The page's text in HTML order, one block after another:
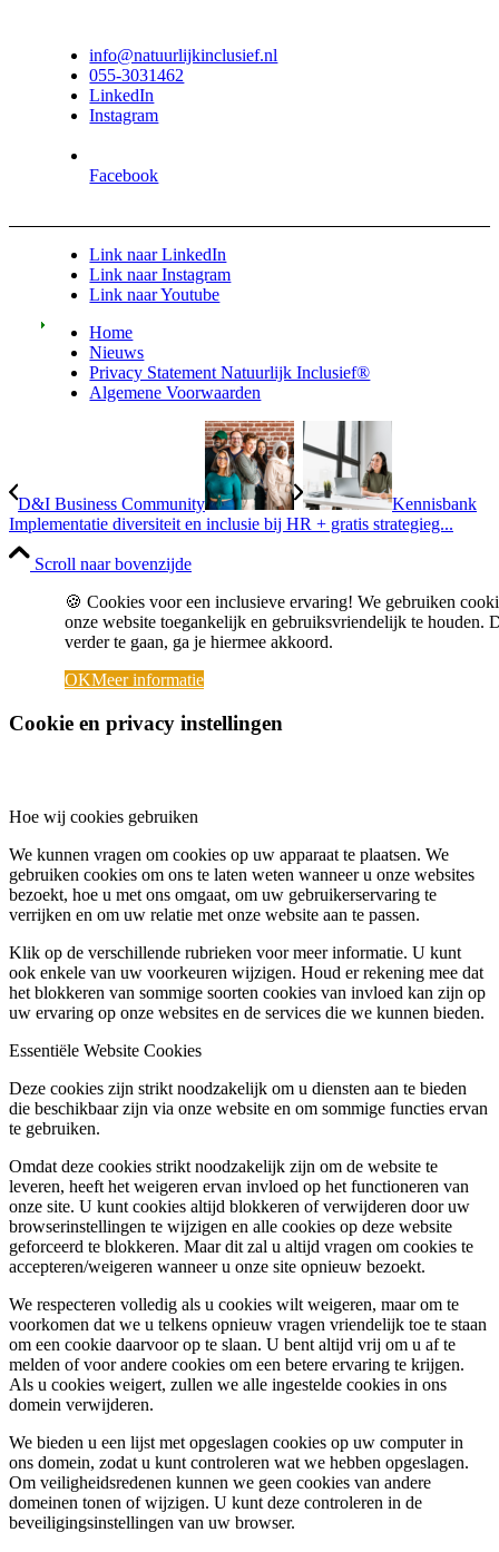
info@natuurlijkinclusief.nl
055-3031462
LinkedIn
Instagram
Facebook
Link naar LinkedIn
Link naar Instagram
Link naar Youtube
Home
Nieuws
Privacy Statement Natuurlijk Inclusief®
Algemene Voorwaarden
D&I Business Community
Kennisbank
Implementatie diversiteit en inclusie bij HR + gratis strategieg...
Scroll naar bovenzijde
🍪 Cookies voor een inclusieve ervaring! We gebruiken
onze website toegankelijk en gebruiksvriendelijk te houden.
verder te gaan, ga je hiermee akkoord.
OKMeer informatie
Cookie en privacy instellingen
Hoe wij cookies gebruiken
We kunnen vragen om cookies op uw apparaat te plaatsen. We
gebruiken cookies om ons te laten weten wanneer u onze websites
bezoekt, hoe u met ons omgaat, om uw gebruikerservaring te
verrijken en om uw relatie met onze website aan te passen.
Klik op de verschillende rubrieken voor meer informatie. U kunt
ook enkele van uw voorkeuren wijzigen. Houd er rekening mee dat
het blokkeren van sommige soorten cookies van invloed kan zijn op
uw ervaring op onze websites en de services die we kunnen bieden.
Essentiële Website Cookies
Deze cookies zijn strikt noodzakelijk om u diensten aan te bieden
die beschikbaar zijn via onze website en om sommige functies ervan
te gebruiken.
Omdat deze cookies strikt noodzakelijk zijn om de website te
leveren, heeft het weigeren ervan invloed op het functioneren van
onze site. U kunt cookies altijd blokkeren of verwijderen door uw
browserinstellingen te wijzigen en alle cookies op deze website
geforceerd te blokkeren. Maar dit zal u altijd vragen om cookies te
accepteren/weigeren wanneer u onze site opnieuw bezoekt.
We respecteren volledig als u cookies wilt weigeren, maar om te
voorkomen dat we u telkens opnieuw vragen vriendelijk toe te staan
om een cookie daarvoor op te slaan. U bent altijd vrij om u af te
melden of voor andere cookies om een betere ervaring te krijgen.
Als u cookies weigert, zullen we alle ingestelde cookies in ons
domein verwijderen.
We bieden u een lijst met opgeslagen cookies op uw computer in
ons domein, zodat u kunt controleren wat we hebben opgeslagen.
Om veiligheidsredenen kunnen we geen cookies van andere
domeinen tonen of wijzigen. U kunt deze controleren in de
beveiligingsinstellingen van uw browser.